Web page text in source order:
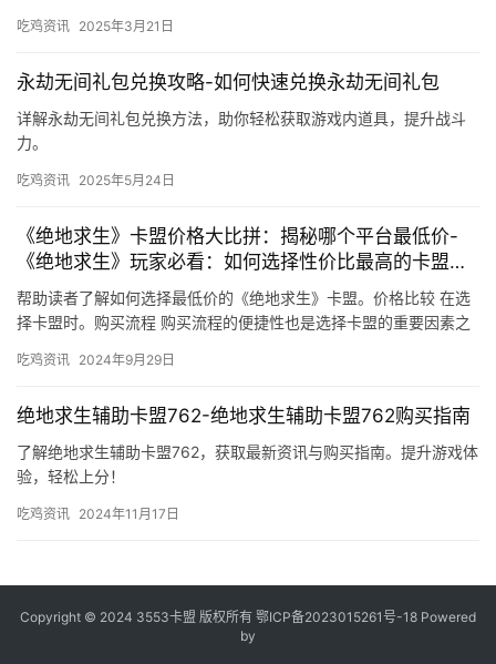
吃鸡资讯 2025年3月21日
永劫无间礼包兑换攻略-如何快速兑换永劫无间礼包
详解永劫无间礼包兑换方法，助你轻松获取游戏内道具，提升战斗
力。
吃鸡资讯 2025年5月24日
《绝地求生》卡盟价格大比拼：揭秘哪个平台最低价-
《绝地求生》玩家必看：如何选择性价比最高的卡盟平
台
帮助读者了解如何选择最低价的《绝地求生》卡盟。价格比较 在选
择卡盟时。购买流程 购买流程的便捷性也是选择卡盟的重要因素之
吃鸡资讯 2024年9月29日
绝地求生辅助卡盟762-绝地求生辅助卡盟762购买指南
了解绝地求生辅助卡盟762，获取最新资讯与购买指南。提升游戏体
验，轻松上分！
吃鸡资讯 2024年11月17日
Copyright © 2024 3553卡盟 版权所有 鄂ICP备2023015261号-18 Powered
by